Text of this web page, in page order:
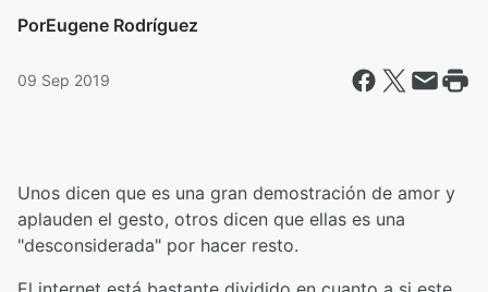
PorEugene Rodríguez
09 Sep 2019
Unos dicen que es una gran demostración de amor y
aplauden el gesto, otros dicen que ellas es una
"desconsiderada" por hacer resto.